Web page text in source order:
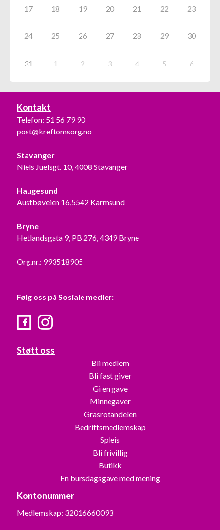
17 18 19 20 21 22 23
24 25 26 27 28 29 30
31 1 2 3 4 5 6
Kontakt
Telefon: 51 56 79 90
post@kreftomsorg.no
Stavanger
Niels Juelsgt. 10, 4008 Stavanger
Haugesund
Austbøveien 16,5542 Karmsund
Bryne
Hetlandsgata 9, PB 276, 4349 Bryne
Org.nr.: 993518905
Følg oss på Sosiale medier:
FacebookInstagram
Støtt oss
Bli medlem
Bli fast giver
Gi en gave
Minnegaver
Grasrotandelen
Bedriftsmedlemskap
Spleis
Bli frivillig
Butikk
En bursdagsgave med mening
Kontonummer
Medlemskap: 32016660093